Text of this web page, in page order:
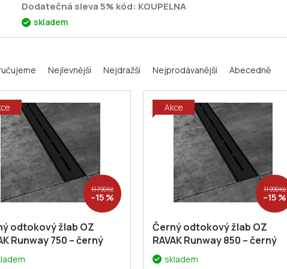
Dodatečná sleva 5% kód: KOUPELNA
skladem
Nejlevnější Nejdražší Nejprodávanější Abecedně
11 790 Kč
–15 %
odtokový žlab OZ
Runway 750 – černý
Akce
11 990 Kč
–15 %
Černý odtokový žlab OZ
RAVAK Runway 850 – černý
X01751
skladem